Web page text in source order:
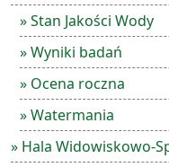
» Stan Jakości Wody
» Wyniki badań
» Ocena roczna
» Watermania
» Hala Widowiskowo-